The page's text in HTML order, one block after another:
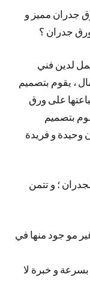
جدران مميز و
جدران ؟
لدين فني
، يقوم بتصميم
على ورق
بتصميم
وحيدة و فريدة
؛ و تتمن
مو جود منها في
و خبرة لا